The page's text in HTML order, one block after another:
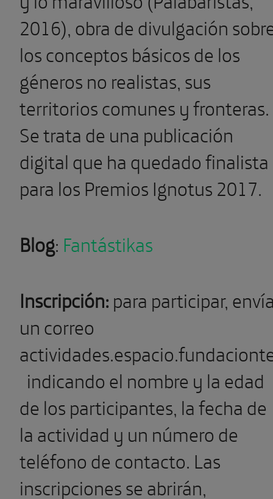
2016), obra de divulgación
los conceptos básicos de los
géneros no realistas, sus
territorios comunes y fronteras.
Se trata de una publicación
digital que ha quedado finalista
para los Premios Ignotus 2017.
Blog: Fantástikas
Inscripción:para participar,
un correo
indicando el nombre y la edad
de los participantes, la fecha de
la actividad y un número de
teléfono de contacto. Las
inscripciones se abrirán,